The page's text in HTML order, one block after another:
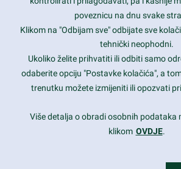
prothemes.net@gmail.com
Daily: 9:00 am - 6:00 pm
Sunday: Closed
Copyright 2017FRESHFACE© All Rights Reserved
poveznicu na dnu svake
Klikom na "Odbijam sve" odbijate sve
tehnički neophodni.
Ukoliko želite prihvatiti ili odbiti samo
odaberite opciju "Postavke kolačića", a
trenutku možete izmijeniti ili opozvati
Više detalja o obradi osobnih podataka
klikom OVDJE.